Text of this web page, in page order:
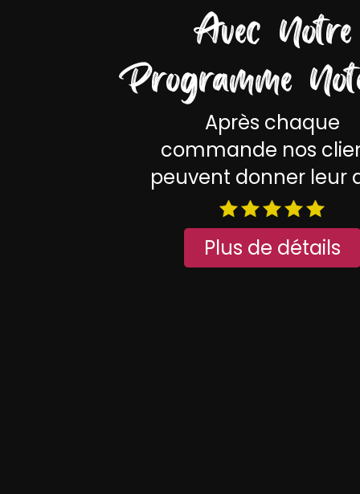
Avec Notre
Programme
Après chaque
commande nos
peuvent donner leur
Plus de détails